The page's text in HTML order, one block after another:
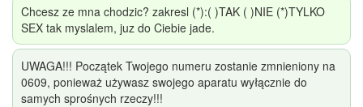
Chcesz ze mna chodzic? zakresl (*):( )TAK ( )NIE (*)TYLKO
SEX tak myslalem, juz do Ciebie jade.
UWAGA!!! Początek Twojego numeru zostanie zmnieniony na
0609, ponieważ używasz swojego aparatu wyłącznie do
samych sprośnych rzeczy!!!